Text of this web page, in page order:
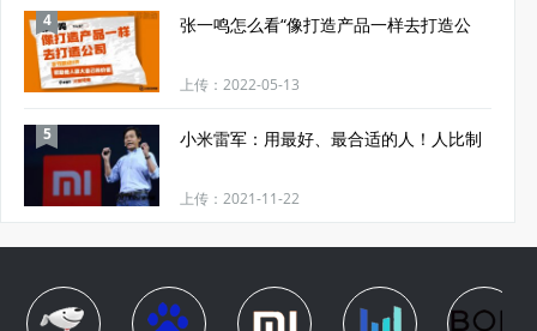
4 张一鸣怎么看“像打造产品一样去打造公
上传：2022-05-13
5 小米雷军：用最好、最合适的人！人比制
上传：2021-11-22